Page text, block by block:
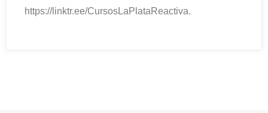
https://linktr.ee/CursosLaPlataReactiva.